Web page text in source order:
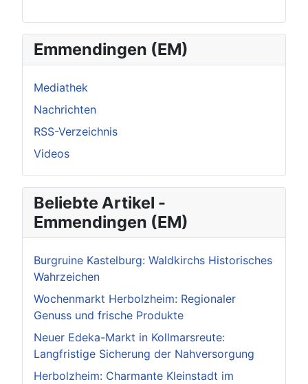
Emmendingen (EM)
Mediathek
Nachrichten
RSS-Verzeichnis
Videos
Beliebte Artikel -
Emmendingen (EM)
Burgruine Kastelburg: Waldkirchs Historisches
Wahrzeichen
Wochenmarkt Herbolzheim: Regionaler
Genuss und frische Produkte
Neuer Edeka-Markt in Kollmarsreute:
Langfristige Sicherung der Nahversorgung
Herbolzheim: Charmante Kleinstadt im